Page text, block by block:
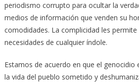
periodismo corrupto para ocultar la
medios de información que venden su
comodidades. La complicidad les
necesidades de cualquier índole.
Estamos de acuerdo en que el
la vida del pueblo sometido y